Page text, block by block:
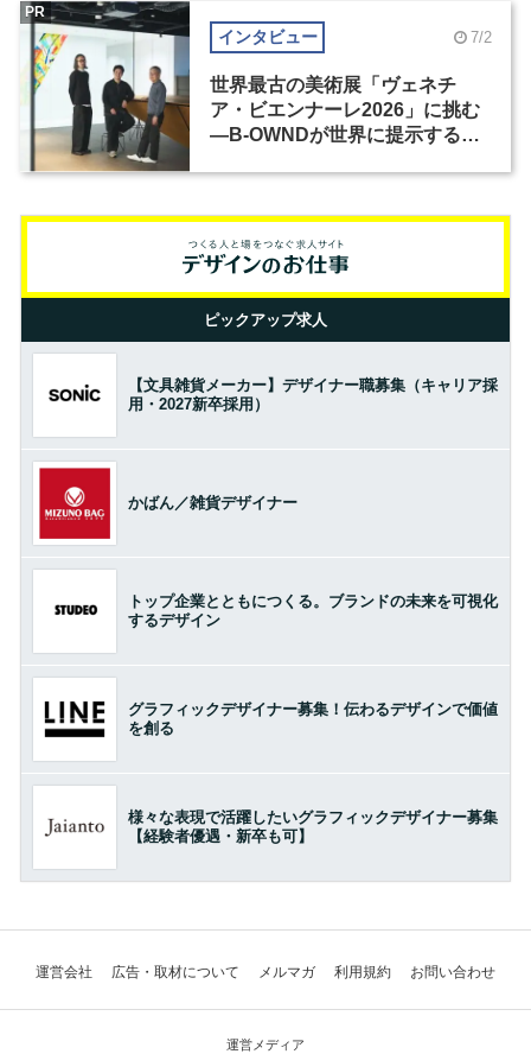
インタビュー 7/2
世界最古の美術展「ヴェネチ
ア・ビエンナーレ2026」に挑む
―B-OWNDが世界に提示する美
PR
ピックアップ求人
【文具雑貨メーカー】デザイナー職募集（キャリア採
用・2027新卒採用）
かばん／雑貨デザイナー
トップ企業とともにつくる。ブランドの未来を可視化
するデザイン
グラフィックデザイナー募集！伝わるデザインで価値
を創る
様々な表現で活躍したいグラフィックデザイナー募集
【経験者優遇・新卒も可】
運営会社 広告・取材について メルマガ 利用規約 お問い合わせ
運営メディア